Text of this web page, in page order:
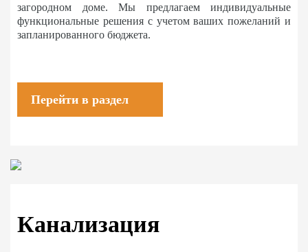
загородном доме. Мы предлагаем индивидуальные
функциональные решения с учетом ваших пожеланий и
запланированного бюджета.
Перейти в раздел
Канализация